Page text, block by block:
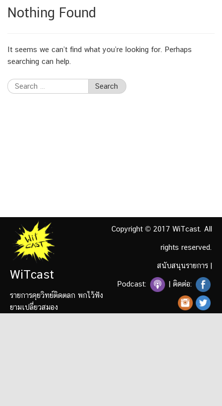
Nothing Found
It seems we can’t find what you’re looking for. Perhaps
searching can help.
Search
for:
WiTcast
รายการคุยวิทย์ติดตลก พกไว้ฟัง
ยามเปลี่ยวสมอง
Copyright © 2017 WiTcast. All
rights reserved.
สนับสนุนรายการ |
Podcast: | ติดต่อ: